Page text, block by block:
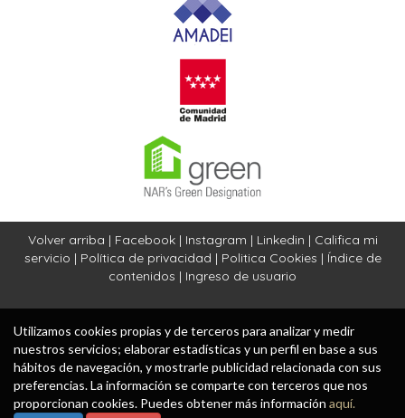
Volver arriba | Facebook| Instagram | Linkedin | Califica mi
servicio | Política de privacidad | Politica Cookies | Índice de
contenidos | Ingreso de usuario
Utilizamos cookies propias y de terceros para analizar y medir
nuestros servicios; elaborar estadísticas y un perfil en base a sus
hábitos de navegación, y mostrarle publicidad relacionada con sus
preferencias. La información se comparte con terceros que nos
proporcionan cookies. Puedes obtener más información aquí.